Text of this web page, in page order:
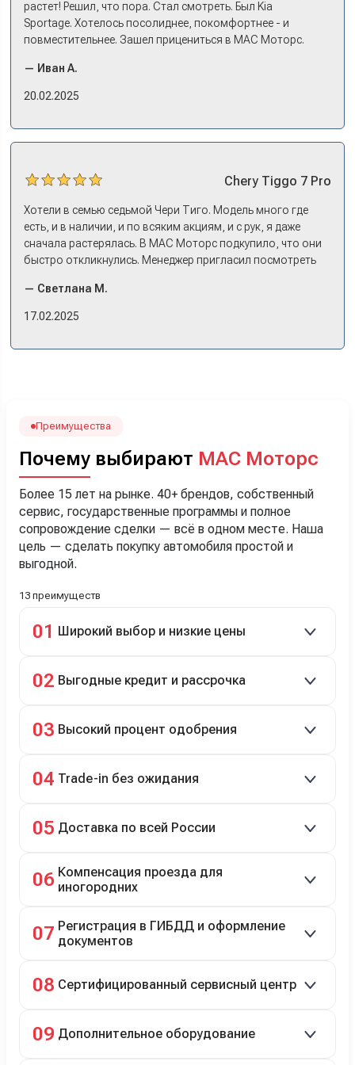
растет! Решил, что пора. Стал смотреть. Был Kia
Sportage. Хотелось посолиднее, покомфортнее - и
повместительнее. Зашел прицениться в МАС Моторс.
и прям мое! Даже не скажешь, что «китаец». Прям не
вылезая из него и порешали. Спортэйдж в трейд-ин
— Иван А.
20.02.2025
Chery Tiggo 7 Pro
Хотели в семью седьмой Чери Тиго. Модель много где
есть, и в наличии, и по всяким акциям, и с рук, я даже
сначала растерялась. В МАС Моторс подкупило, что они
быстро откликнулись. Менеджер пригласил посмотреть
примериться. Нам тут недалеко, пришли в салон - и в тот
же день купили машину! Неожиданно, но довольны! Все
менеджеру Сергею, профессионал своего дела!
— Светлана М.
17.02.2025
Преимущества
Почему выбирают МАС Моторс
Более 15 лет на рынке. 40+ брендов, собственный
сервис, государственные программы и полное
сопровождение сделки — всё в одном месте. Наша
цель — сделать покупку автомобиля простой и
выгодной.
13 преимуществ
01 Широкий выбор и низкие цены
подержанные авто.
02 Выгодные кредит и рассрочка
рассрочка 0% на 2 года при первом взносе 35–50%.
03 Высокий процент одобрения
04 Trade-in без ожидания
05 Доставка по всей России
06 Компенсация проезда для
иногородних
07 Регистрация в ГИБДД и оформление
документов
08 Сертифицированный сервисный центр
технический ремонт.
09 Дополнительное оборудование